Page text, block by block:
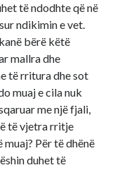
të ndodhte që në
ndikimin e vet.
bërë këtë
mallra dhe
të rritura dhe sot
muaj e cila nuk
me një fjali,
të vjetra rritje
Për të dhënë
duhet të